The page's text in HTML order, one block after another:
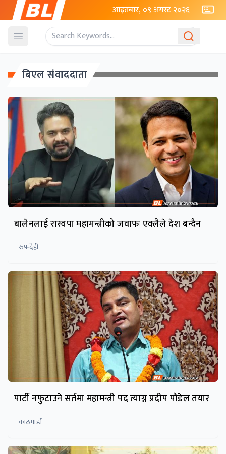
आइतबार, ०९ अगस्ट २०२६
Open menu
बिएल संवाददाता
बालेनलाई रास्वपा महामन्त्रीको जवाफः एक्लैले देश बन्दैन
- रुपन्देही
पार्टी नफुटाउने सर्तमा महामन्त्री पद त्याग्न प्रदीप पौडेल तयार
- काठमाडौं